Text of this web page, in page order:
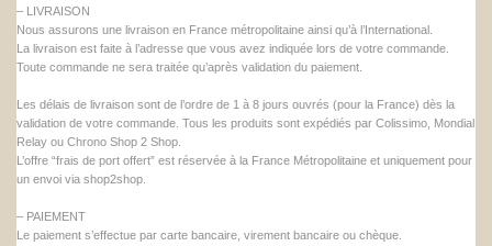
– LIVRAISON
Nous assurons une livraison en France métropolitaine ainsi qu’à l’International.
La livraison est faite à l’adresse que vous avez indiquée lors de votre commande.
Toute commande ne sera traitée qu’après validation du paiement.
Les délais de livraison sont de l’ordre de 1 à 8 jours ouvrés (pour la France) dès la
validation de votre commande. Tous les produits sont expédiés par Colissimo, Mondial
Relay ou Chrono Shop 2 Shop.
L’offre “frais de port offert” est réservée à la France Métropolitaine et uniquement pour
un envoi via shop2shop.
– PAIEMENT
Le paiement s’effectue par carte bancaire, virement bancaire ou chèque.